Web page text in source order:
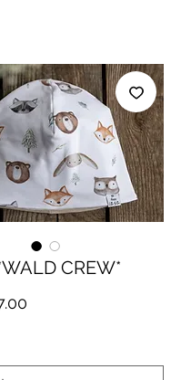
CREW*